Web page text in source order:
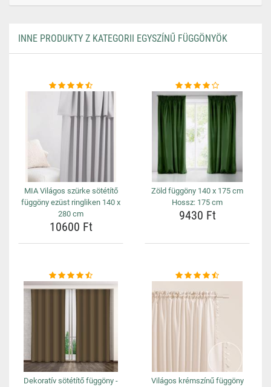
INNE PRODUKTY Z KATEGORII EGYSZÍNŰ FÜGGÖNYÖK
MIA Világos szürke sötétítő
függöny ezüst ringliken 140 x
280 cm
10600 Ft
Zöld függöny 140 x 175 cm
Hossz: 175 cm
9430 Ft
Dekoratív sötétítő függöny - Világos krémszínű függöny